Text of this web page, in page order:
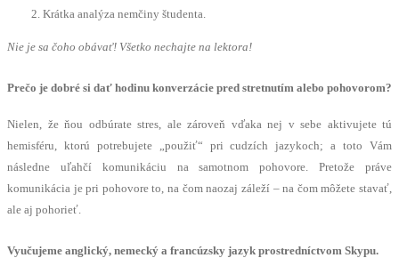
Krátka analýza nemčiny študenta.
Nie je sa čoho obávať! Všetko nechajte na lektora!
Prečo je dobré si dať hodinu konverzácie pred stretnutím alebo pohovorom?
Nielen, že ňou odbúrate stres, ale zároveň vďaka nej v sebe aktivujete tú
hemisféru, ktorú potrebujete „použiť“ pri cudzích jazykoch; a toto Vám
následne uľahčí komunikáciu na samotnom pohovore. Pretože práve
komunikácia je pri pohovore to, na čom naozaj záleží – na čom môžete stavať,
ale aj pohorieť.
Vyučujeme anglický, nemecký a francúzsky jazyk prostredníctvom Skypu.